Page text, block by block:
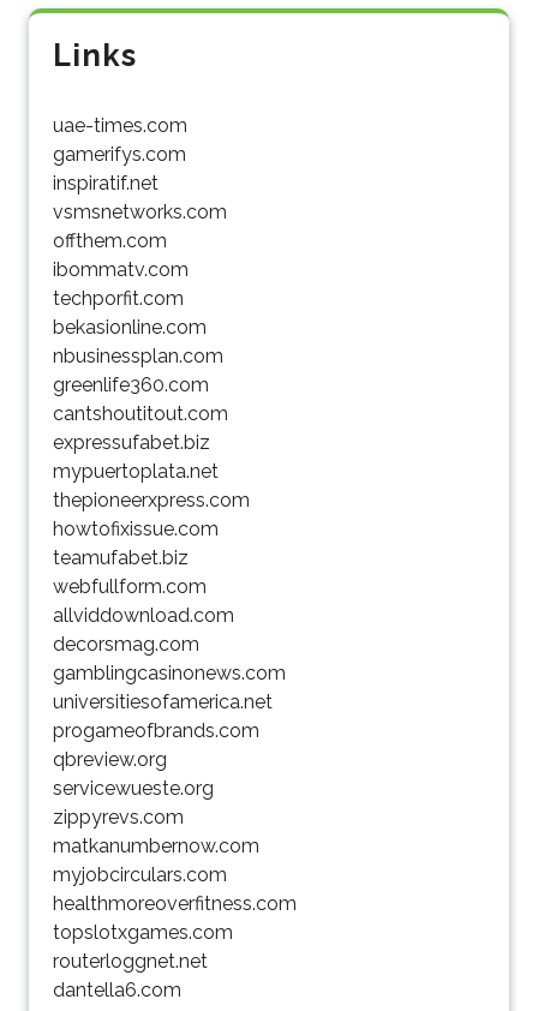
Links
uae-times.com
gamerifys.com
inspiratif.net
vsmsnetworks.com
offthem.com
ibommatv.com
techporfit.com
bekasionline.com
nbusinessplan.com
greenlife360.com
cantshoutitout.com
expressufabet.biz
mypuertoplata.net
thepioneerxpress.com
howtofixissue.com
teamufabet.biz
webfullform.com
allviddownload.com
decorsmag.com
gamblingcasinonews.com
universitiesofamerica.net
progameofbrands.com
qbreview.org
servicewueste.org
zippyrevs.com
matkanumbernow.com
myjobcirculars.com
healthmoreoverfitness.com
topslotxgames.com
routerloggnet.net
dantella6.com